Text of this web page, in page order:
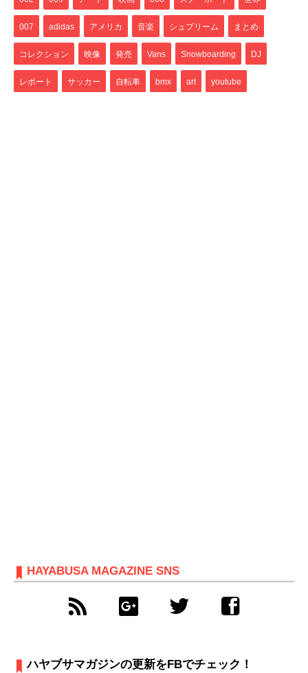
007 adidas アメリカ 音楽 シュプリーム まとめ
コレクション 映像 発売 Vans Snowboarding DJ
レポート サッカー 自転車 bmx art youtube
HAYABUSA MAGAZINE SNS
ハヤブサマガジンの更新をFBでチェック！